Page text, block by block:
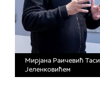
Мирјана Раичевић
Јеленковићем